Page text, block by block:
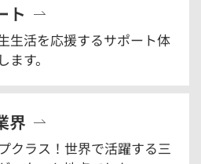
ト
生活を応援するサポート体
す。
界
クラス！世界で活躍する三